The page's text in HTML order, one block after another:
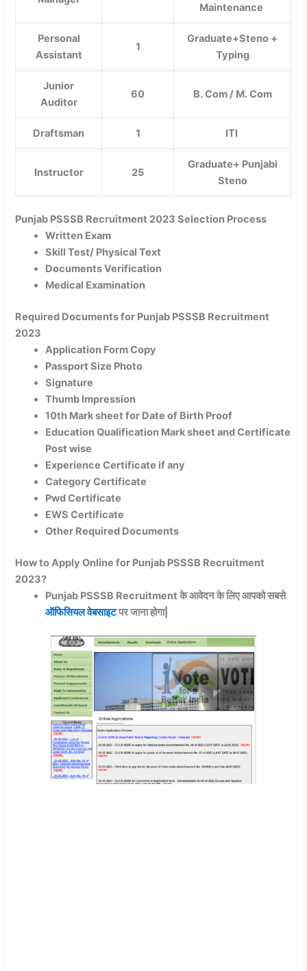
Maintenance
Personal
Assistant
1
Graduate+Steno +
Typing
Junior
Auditor
60 B. Com / M. Com
Draftsman 1 ITI
Instructor 25
Graduate+ Punjabi
Steno
Punjab PSSSB Recruitment 2023 Selection Process
Written Exam
Skill Test/ Physical Text
Documents Verification
Medical Examination
Required Documents for Punjab PSSSB Recruitment
2023
Application Form Copy
Passport Size Photo
Signature
Thumb Impression
10th Mark sheet for Date of Birth Proof
Education Qualification Mark sheet and Certificate
Post wise
Experience Certificate if any
Category Certificate
Pwd Certificate
EWS Certificate
Other Required Documents
How to Apply Online for Punjab PSSSB Recruitment
2023?
Punjab PSSSB Recruitment के आवेदन के लिए आपको सबसे
ऑफिसियल वेबसाइटपर जाना होगा|